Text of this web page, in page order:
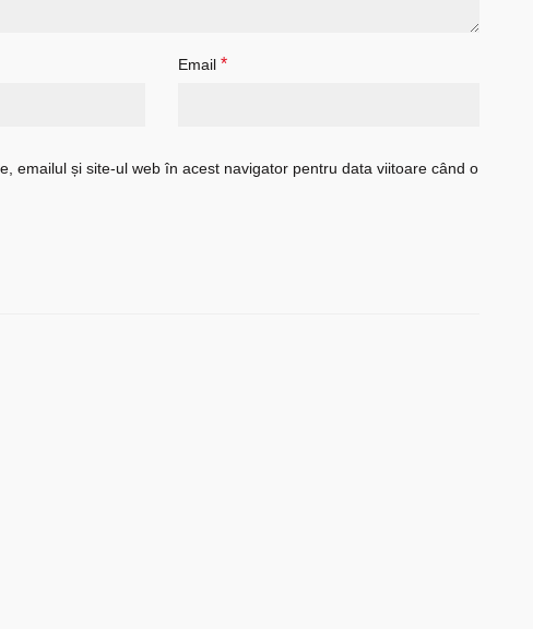
Email*
emailul și site-ul web în acest navigator pentru data viitoare când o